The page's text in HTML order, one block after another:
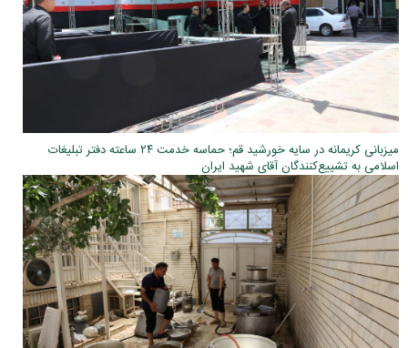
میزبانی کریمانه در سایه خورشید قم؛ حماسه خدمت ۲۴ ساعته دفتر تبلیغات
اسلامی به تشییع‌کنندگان آقای شهید ایران